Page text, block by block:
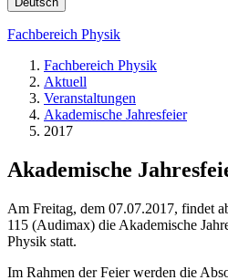
Fachbereich Physik
Fachbereich Physik
Aktuell
Veranstaltungen
Akademische Jahresfeier
2017
Akademische
Am Freitag, dem 07.07.2017, findet
115 (Audimax) die Akademische
Physik statt.
Im Rahmen der Feier werden die